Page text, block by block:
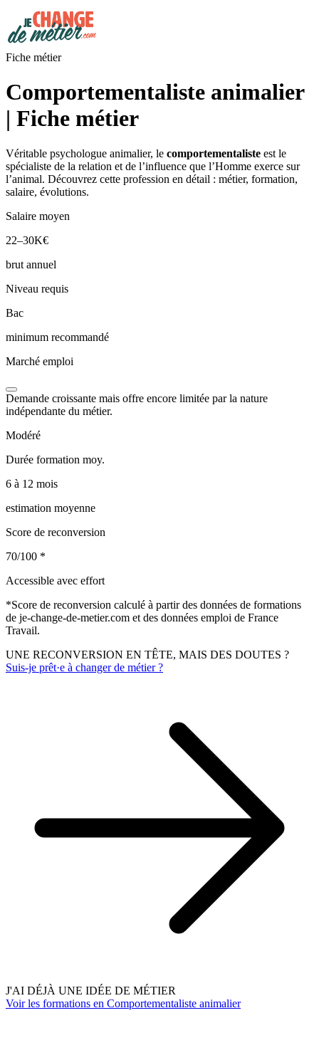
Fiche métier
Comportementaliste animalier
| Fiche métier
Véritable psychologue animalier, le comportementaliste est le
spécialiste de la relation et de l’influence que l’Homme exerce sur
l’animal. Découvrez cette profession en détail : métier, formation,
salaire, évolutions.
Salaire moyen
22–30K€
brut annuel
Niveau requis
Bac
minimum recommandé
Marché emploi
Demande croissante mais offre encore limitée par la nature
indépendante du métier.
Modéré
Durée formation moy.
6 à 12 mois
estimation moyenne
Score de reconversion
70/100 *
Accessible avec effort
*Score de reconversion calculé à partir des données de formations
de je-change-de-metier.com et des données emploi de France
Travail.
UNE RECONVERSION EN TÊTE, MAIS DES DOUTES ?
Suis-je prêt·e à changer de métier ?
J'AI DÉJÀ UNE IDÉE DE MÉTIER
Voir les formations en Comportementaliste animalier